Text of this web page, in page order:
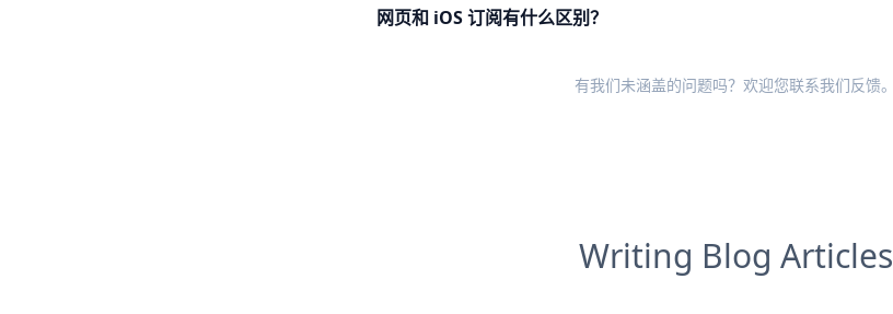
网页和 iOS 订阅有什么区别？
有我们未涵盖的问题吗？欢迎您联系我们反馈。
Writing Blog Articles